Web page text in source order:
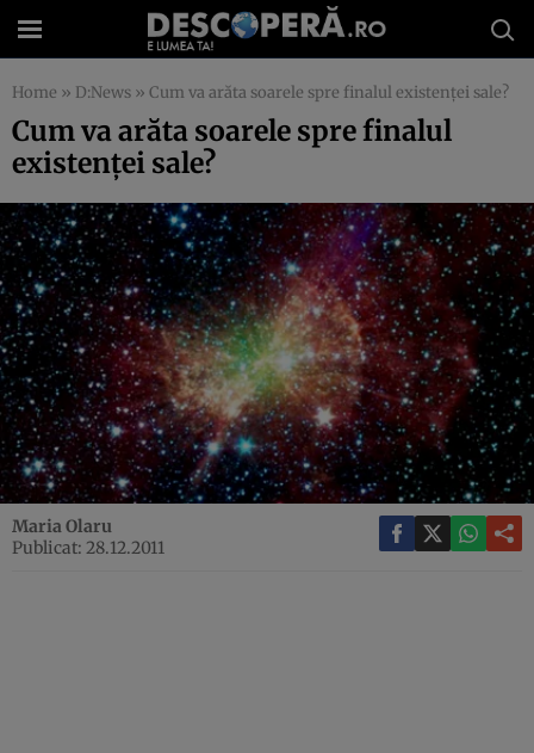
Home » D:News » Cum va arăta soarele spre finalul existenţei sale?
Cum va arăta soarele spre finalul
existenţei sale?
Maria Olaru
Publicat: 28.12.2011